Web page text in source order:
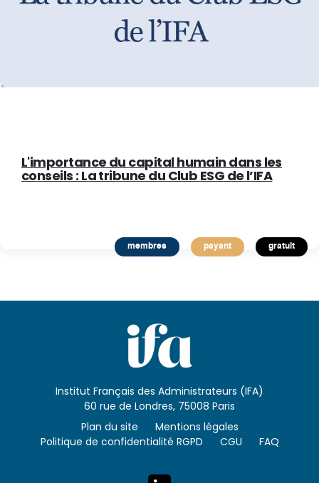
L'importance du capital humain dans les
conseils : La tribune du Club ESG de l’IFA
membres payant gratuit
Institut Français des Administrateurs (IFA)
60 rue de Londres, 75008 Paris
Plan du site
Mentions légales
Politique de confidentialité RGPD
CGU FAQ